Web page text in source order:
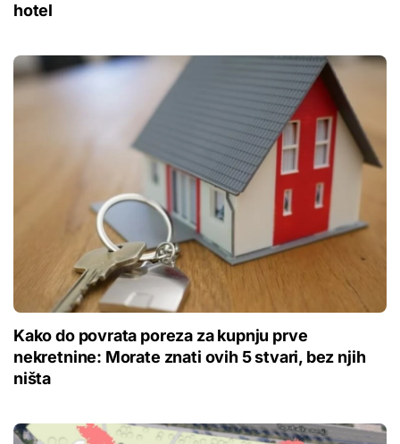
hotel
Kako do povrata poreza za kupnju prve
nekretnine: Morate znati ovih 5 stvari, bez njih
ništa